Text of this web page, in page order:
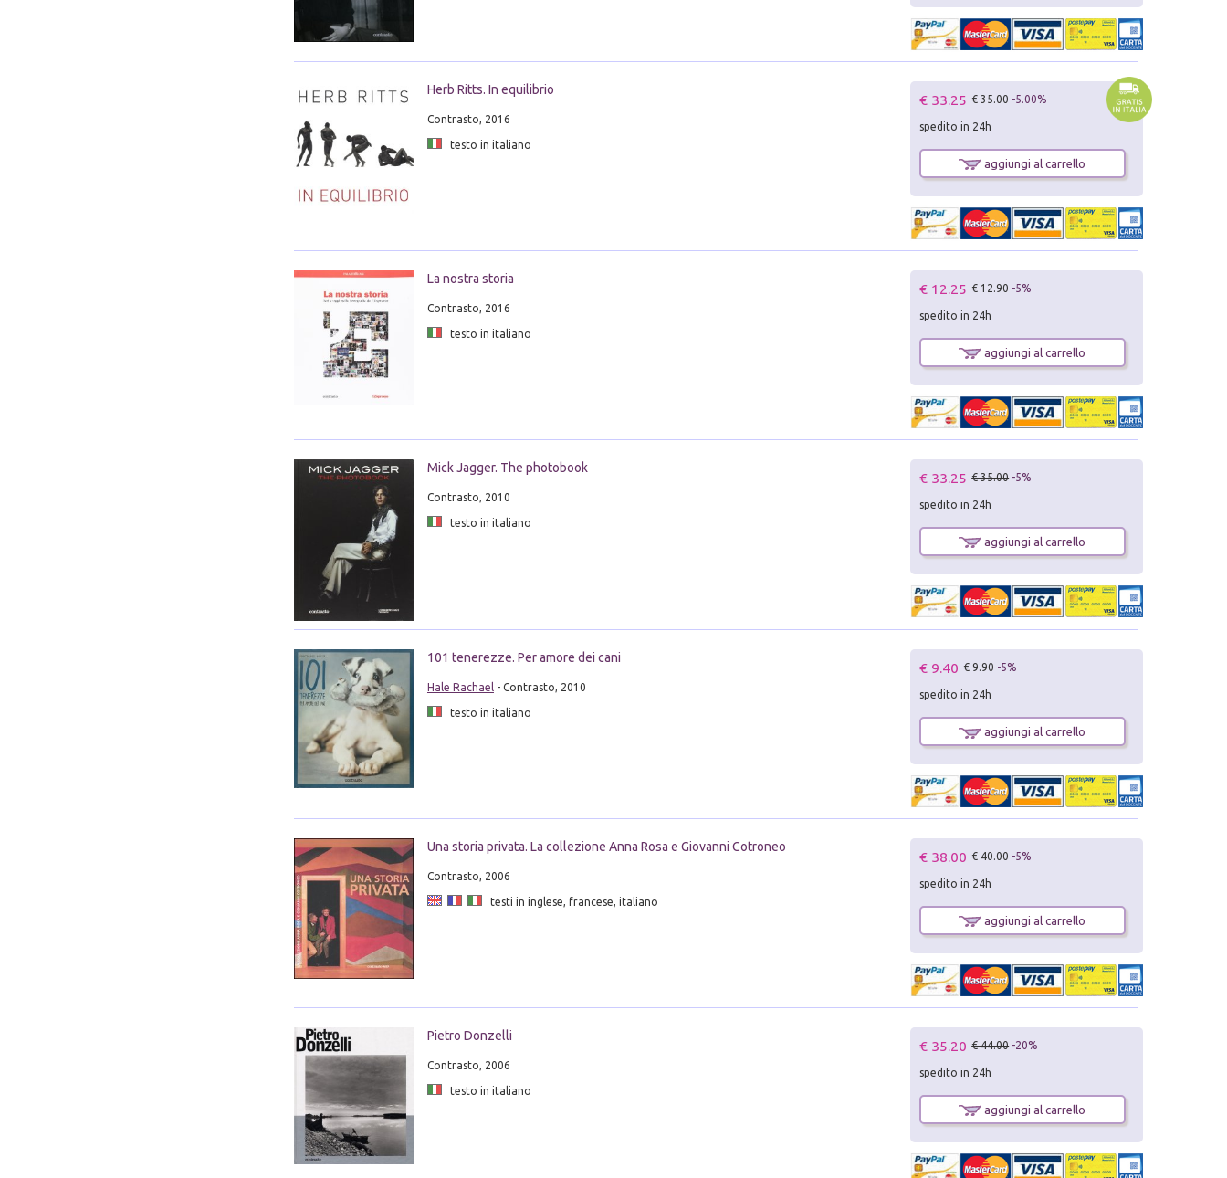
Herb Ritts. In equilibrio
Contrasto, 2016
testo in italiano
€ 33.25 € 35.00 -5.00%
spedito in 24h
aggiungi al carrello
La nostra storia
Contrasto, 2016
testo in italiano
€ 12.25 € 12.90 -5%
spedito in 24h
aggiungi al carrello
Mick Jagger. The photobook
Contrasto, 2010
testo in italiano
€ 33.25 € 35.00 -5%
spedito in 24h
aggiungi al carrello
101 tenerezze. Per amore dei cani
Hale Rachael- Contrasto, 2010
testo in italiano
€ 9.40 € 9.90 -5%
spedito in 24h
aggiungi al carrello
Una storia privata. La collezione Anna Rosa e Giovanni Cotroneo
Contrasto, 2006
testi in inglese, francese, italiano
€ 38.00 € 40.00 -5%
spedito in 24h
aggiungi al carrello
Pietro Donzelli
Contrasto, 2006
testo in italiano
€ 35.20 € 44.00 -20%
spedito in 24h
aggiungi al carrello